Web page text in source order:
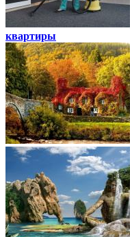
квартиры